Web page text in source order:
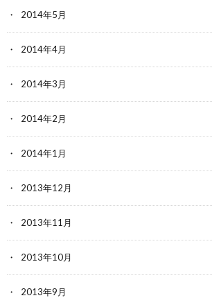
2014年5月
2014年4月
2014年3月
2014年2月
2014年1月
2013年12月
2013年11月
2013年10月
2013年9月